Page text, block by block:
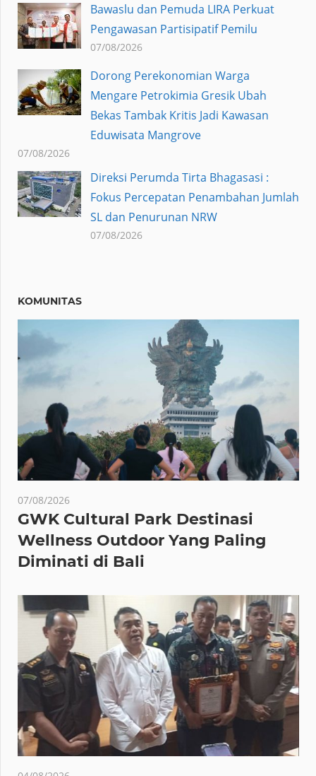
Bawaslu dan Pemuda LIRA Perkuat
Pengawasan Partisipatif Pemilu
07/08/2026
Dorong Perekonomian Warga
Mengare Petrokimia Gresik Ubah
Bekas Tambak Kritis Jadi Kawasan
Eduwisata Mangrove
07/08/2026
Direksi Perumda Tirta Bhagasasi :
Fokus Percepatan Penambahan Jumlah
SL dan Penurunan NRW
07/08/2026
KOMUNITAS
07/08/2026
GWK Cultural Park Destinasi
Wellness Outdoor Yang Paling
Diminati di Bali